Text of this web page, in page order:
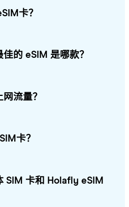
卡？
的 eSIM 是哪款？
流量？
卡？
SIM 卡和 Holafly eSIM